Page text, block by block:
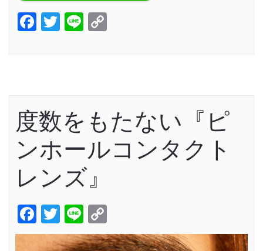
Facebook
Twitter
Line
度数をもたない『ピ
ンホールコンタクト
レンズ』
Facebook
Twitter
Line
Link